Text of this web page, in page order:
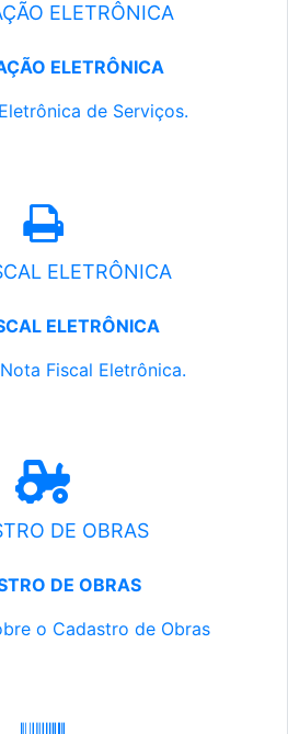
ELETRÔNICA
ELETRÔNICA
de Serviços.
ELETRÔNICA
ELETRÔNICA
Fiscal Eletrônica.
DE OBRAS
DE OBRAS
o Cadastro de Obras